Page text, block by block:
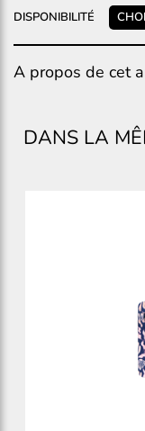
DISPONIBILITÉ
A propos de cet
DANS LA